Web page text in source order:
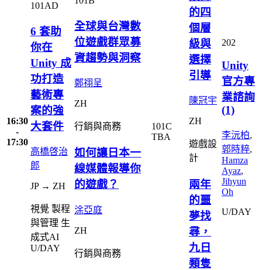
16:30
-
17:30
101AD
6 套助
你在
Unity 成
功打造
藝術專
案的強
大套件
高橋啓治
郎
JP → ZH
視覺 製程
與管理 生
成式AI
U/DAY
全球與台灣數
位遊戲群眾募
資趨勢與洞察
鄭祤呈
ZH
行銷與商務
如何讓日本一
線媒體報導你
的遊戲？
涂亞庭
ZH
行銷與商務
101C
TBA
的四
個層
級與
選擇
引導
陳冠宇
ZH
遊戲設
計
兩年
的噩
夢找
尋，
九日
類隻
202
Unity
官方專
業諮詢
(1)
李沅柏,
郭時粹,
Hamza
Ayaz,
Jihyun
Oh
U/DAY